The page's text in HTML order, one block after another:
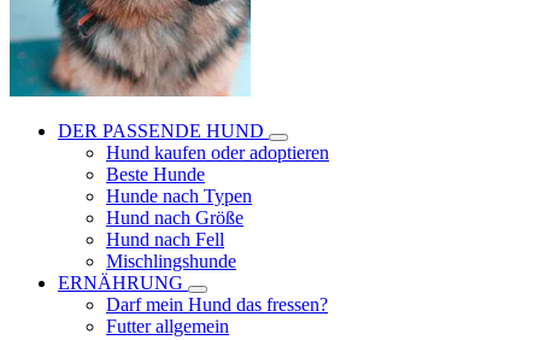
DER PASSENDE HUND
Hund kaufen oder adoptieren
Beste Hunde
Hunde nach Typen
Hund nach Größe
Hund nach Fell
Mischlingshunde
ERNÄHRUNG
Darf mein Hund das fressen?
Futter allgemein